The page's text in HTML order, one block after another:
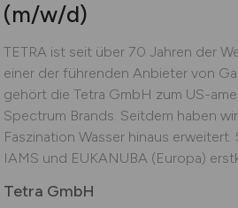
(m/w/d)
TETRA ist seit über 70 Jahren der
einer der führenden Anbieter von
gehört die Tetra GmbH zum US-
Spectrum Brands. Seitdem haben
Faszination Wasser hinaus
IAMS und EUKANUBA (Europa)
Tetra GmbH